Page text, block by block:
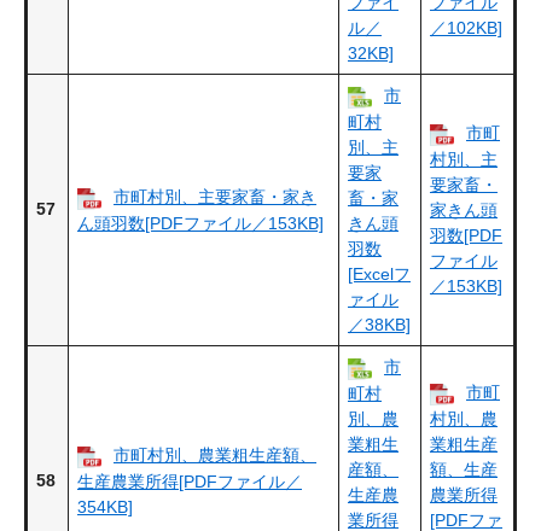
ル／
32KB]
／102KB]
57
市町村別、主要家畜・家き
ん頭羽数[PDFファイル／153KB]
市
町村
別、主
要家
畜・家
きん頭
羽数
[Excelフ
ァイル
／38KB]
市町
村別、主
要家畜・
家きん頭
羽数[PDF
ファイル
／153KB]
58
市町村別、農業粗生産額、
生産農業所得[PDFファイル／
354KB]
市
町村
別、農
業粗生
産額、
生産農
業所得
市町
村別、農
業粗生産
額、生産
農業所得
[PDFファ